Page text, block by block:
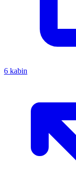
6 kabin